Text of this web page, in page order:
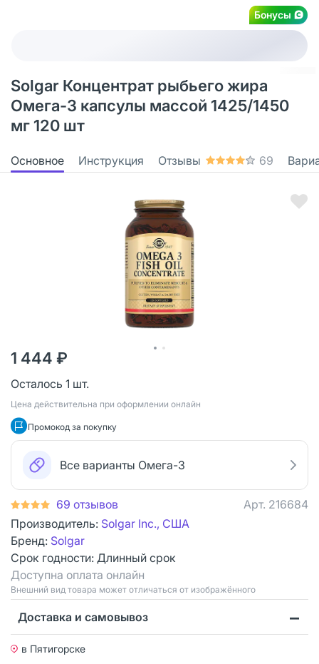
Бонусы
Solgar Концентрат рыбьего жира
Омега-3 капсулы массой 1425/1450
мг 120 шт
Основное Инструкция Отзывы 69
1 444 ₽
Осталось 1 шт.
Цена действительна при оформлении онлайн
Промокод за покупку
Все варианты Омега-3
69 отзывов Арт. 216684
Производитель: Solgar Inc., США
Бренд: Solgar
Срок годности: Длинный срок
Доступна оплата онлайн
Bнешний вид товара может отличаться от изображённого
Доставка и самовывоз
в Пятигорске